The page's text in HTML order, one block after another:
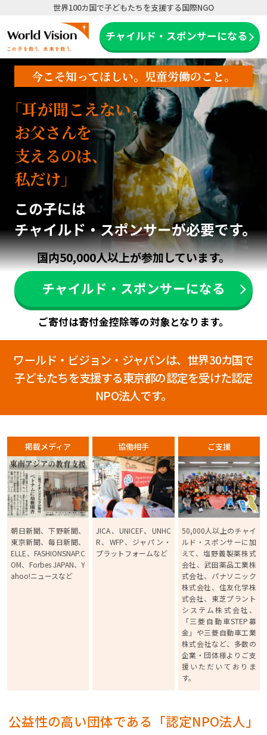
世界100カ国で子どもたちを支援する国際NGO
国際NGOワールド・ビジョン・ジャパン
チャイルド・スポンサーになる
今こそ知ってほしい。児童労働のこと。
｢耳が聞こえない
お父さんを
支えるのは、
私だけ｣
この子には
チャイルド・スポンサーが必要です。
国内50,000人以上が参加しています。
チャイルド・スポンサーになる
ご寄付は寄付金控除等の対象となります。
ワールド・ビジョン・ジャパンは、世界30カ国で
子どもたちを支援する東京都の認定を受けた認定
NPO法人です。
掲載メディア
朝日新聞、下野新聞、
東京新聞、毎日新聞、
ELLE、FASHIONSNAP.C
OM、Forbes JAPAN、Y
ahoo!ニュースなど
協働相手
JICA、UNICEF、UNHC
R、WFP、ジャパン・
プラットフォームなど
ご支援
50,000人以上のチャイ
ルド・スポンサーに加
えて、塩野義製薬株式
会社、武田薬品工業株
式会社、パナソニック
株式会社、住友化学株
式会社、東芝プラント
システム株式会社、
「三菱自動車STEP募
金」や三菱自動車工業
株式会社など、多数の
企業・団体様よりご支
援いただいておりま
す。
公益性の高い団体である「認定NPO法人」